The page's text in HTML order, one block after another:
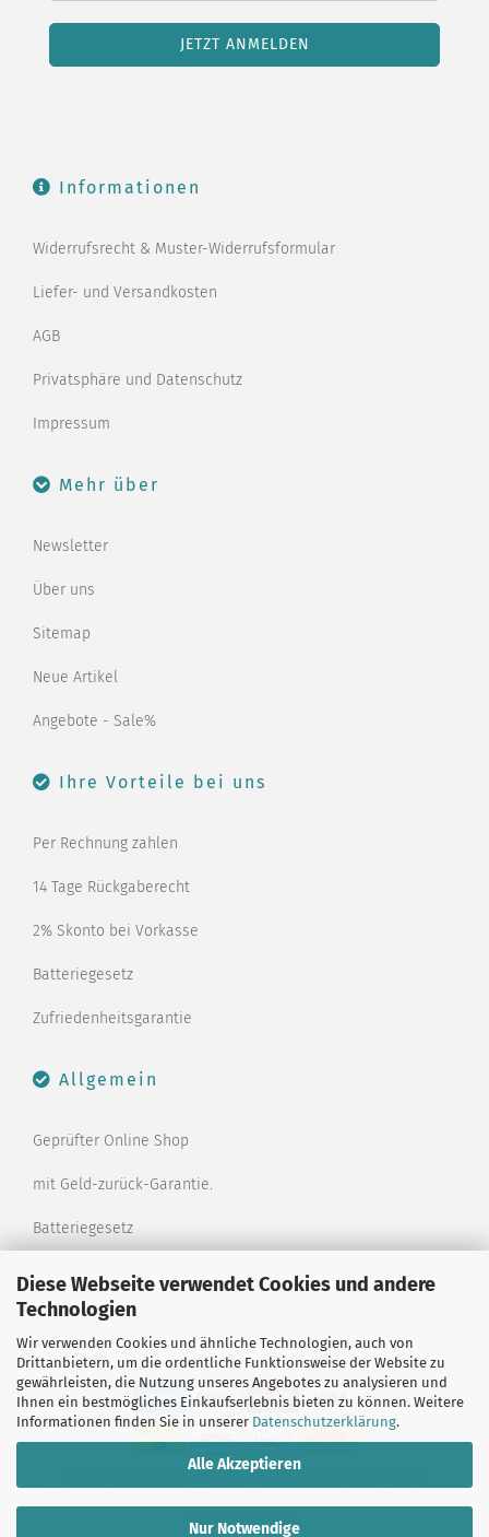
Diese Webseite verwendet Cookies und andere
Technologien
Wir verwenden Cookies und ähnliche Technologien, auch von
Drittanbietern, um die ordentliche Funktionsweise der Website zu
gewährleisten, die Nutzung unseres Angebotes zu analysieren und
Ihnen ein bestmögliches Einkaufserlebnis bieten zu können. Weitere
Informationen finden Sie in unserer Datenschutzerklärung.
Alle Akzeptieren
Nur Notwendige
Informationen
Widerrufsrecht & Muster-Widerrufsformular
Liefer- und Versandkosten
AGB
Privatsphäre und Datenschutz
Impressum
Mehr über
Newsletter
Über uns
Sitemap
Neue Artikel
Angebote - Sale%
Ihre Vorteile bei uns
Per Rechnung zahlen
14 Tage Rückgaberecht
2% Skonto bei Vorkasse
Batteriegesetz
Zufriedenheitsgarantie
Allgemein
Geprüfter Online Shop
mit Geld-zurück-Garantie.
Batteriegesetz
Merkzettel
Kontaktformular
Alle Preise verstehen sich inklusive der gesetzlichen
gekennzeichnet.